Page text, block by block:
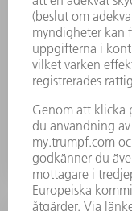
MultiTool
Med ett
produktiviteten
små stansningar.